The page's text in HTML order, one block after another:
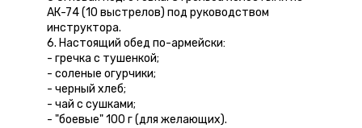
АК-74 (10 выстрелов) под руководством
инструктора.
6. Настоящий обед по-армейски:
- гречка с тушенкой;
- соленые огурчики;
- черный хлеб;
- чай с сушками;
- "боевые" 100 г (для желающих).